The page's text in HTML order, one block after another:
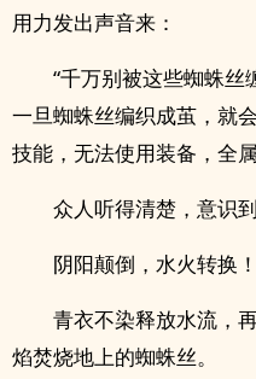
用力发出声音来：
“千万别被这些蜘蛛丝
一旦蜘蛛丝编织成茧，就
技能，无法使用装备，全
众人听得清楚，意识
阴阳颠倒，水火转换！
青衣不染释放水流，
焰焚烧地上的蜘蛛丝。